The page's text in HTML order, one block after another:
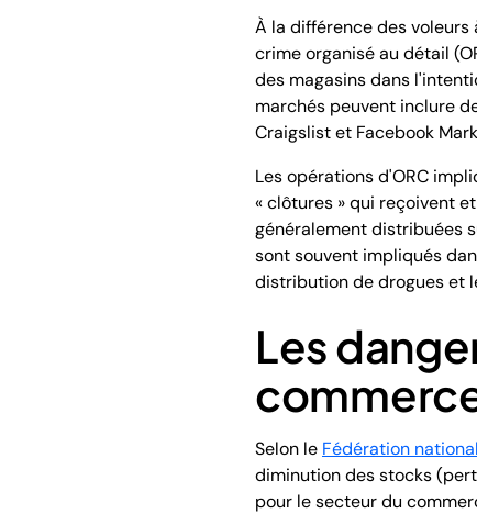
À la différence des
crime organisé au détail
des magasins dans
marchés peuvent inclure
Craigslist et Facebook
Les opérations d'ORC
« clôtures » qui reçoivent
généralement distribuées
sont souvent impliqués
distribution de drogues et
Les
Selon le Fédération
diminution des stocks
pour le secteur du